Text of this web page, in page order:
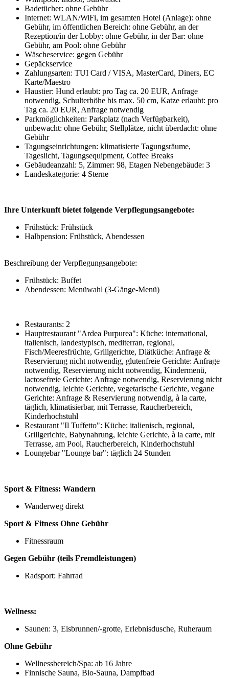
Badetücher: ohne Gebühr
Internet: WLAN/WiFi, im gesamten Hotel (Anlage): ohne
Gebühr, im öffentlichen Bereich: ohne Gebühr, an der
Rezeption/in der Lobby: ohne Gebühr, in der Bar: ohne
Gebühr, am Pool: ohne Gebühr
Wäscheservice: gegen Gebühr
Gepäckservice
Zahlungsarten: TUI Card / VISA, MasterCard, Diners, EC
Karte/Maestro
Haustier: Hund erlaubt: pro Tag ca. 20 EUR, Anfrage
notwendig, Schulterhöhe bis max. 50 cm, Katze erlaubt: pro
Tag ca. 20 EUR, Anfrage notwendig
Parkmöglichkeiten: Parkplatz (nach Verfügbarkeit),
unbewacht: ohne Gebühr, Stellplätze, nicht überdacht: ohne
Gebühr
Tagungseinrichtungen: klimatisierte Tagungsräume,
Tageslicht, Tagungsequipment, Coffee Breaks
Gebäudeanzahl: 5, Zimmer: 98, Etagen Nebengebäude: 3
Landeskategorie: 4 Sterne
Ihre Unterkunft bietet folgende Verpflegungsangebote:
Frühstück: Frühstück
Halbpension: Frühstück, Abendessen
Beschreibung der Verpflegungsangebote:
Frühstück: Buffet
Abendessen: Menüwahl (3-Gänge-Menü)
Restaurants: 2
Hauptrestaurant "Ardea Purpurea": Küche: international,
italienisch, landestypisch, mediterran, regional,
Fisch/Meeresfrüchte, Grillgerichte, Diätküche: Anfrage &
Reservierung nicht notwendig, glutenfreie Gerichte: Anfrage
notwendig, Reservierung nicht notwendig, Kindermenü,
lactosefreie Gerichte: Anfrage notwendig, Reservierung nicht
notwendig, leichte Gerichte, vegetarische Gerichte, vegane
Gerichte: Anfrage & Reservierung notwendig, à la carte,
täglich, klimatisierbar, mit Terrasse, Raucherbereich,
Kinderhochstuhl
Restaurant "Il Tuffetto": Küche: italienisch, regional,
Grillgerichte, Babynahrung, leichte Gerichte, à la carte, mit
Terrasse, am Pool, Raucherbereich, Kinderhochstuhl
Loungebar "Lounge bar": täglich 24 Stunden
Sport & Fitness: Wandern
Wanderweg direkt
Sport & Fitness Ohne Gebühr
Fitnessraum
Gegen Gebühr (teils Fremdleistungen)
Radsport: Fahrrad
Wellness:
Saunen: 3, Eisbrunnen/-grotte, Erlebnisdusche, Ruheraum
Ohne Gebühr
Wellnessbereich/Spa: ab 16 Jahre
Finnische Sauna, Bio-Sauna, Dampfbad